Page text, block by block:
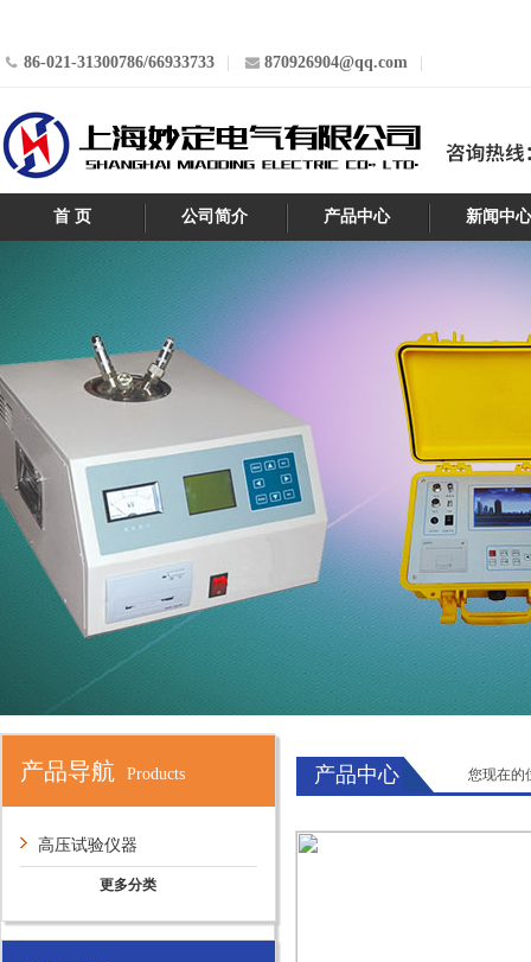
86-021-31300786/66933733 870926904@qq.com
首 页 公司简介 产品中心 新闻中
产品导航 Products
高压试验仪器
更多分类
产品中心 您现在的